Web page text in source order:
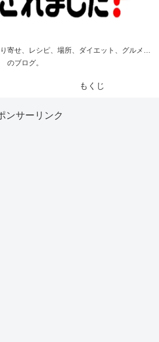
寄せ、レシピ、場所、ダイエット、グルメ…
のブログ。
もくじ
ンサーリンク